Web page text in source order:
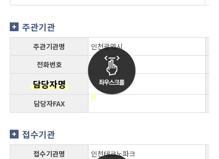
주관기관
주관기관명
인천광역시
전화번호
담당자명
담당자FAX
접수기관
접수기관명
인천테크노파크